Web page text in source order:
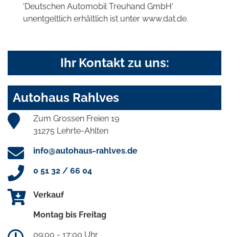
'Deutschen Automobil Treuhand GmbH'
unentgeltlich erhältlich ist unter www.dat.de.
Ihr Kontakt zu uns:
Autohaus Rahlves
Zum Grossen Freien 19
31275 Lehrte-Ahlten
info@autohaus-rahlves.de
0 51 32 / 66 04
Verkauf
Montag bis Freitag
09:00 - 17:00 Uhr